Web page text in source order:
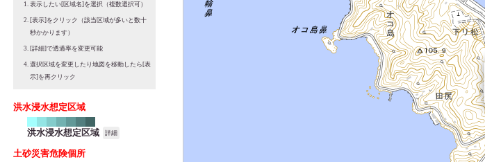
表示したい[区域名]を選択（複数選択可）
[表示]をクリック（該当区域が多いと数十
秒かかります）
[詳細]で透過率を変更可能
選択区域を変更したり地図を移動したら[表
示]を再クリック
洪水浸水想定区域
洪水浸水想定区域 詳細
土砂災害危険個所